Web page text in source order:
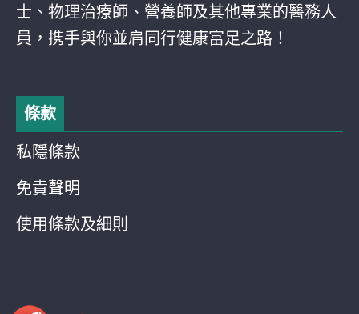
士、物理治療師、營養師及其他專業的醫務人
員，携手與你並肩同行健康富足之路！
條款
私隱條款
免責聲明
使用條款及細則